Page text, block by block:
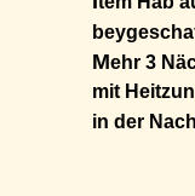
Mehr 3
mit
in der